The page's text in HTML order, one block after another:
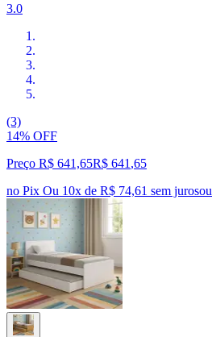
3.0
(3)
14% OFF
Preço R$ 641,65R$ 641 ,65
no Pix Ou 10x de R$ 74,61 sem jurosou